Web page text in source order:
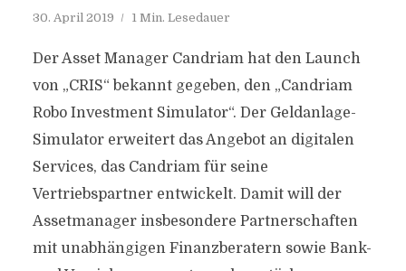
30. April 2019 1 Min. Lesedauer
Der Asset Manager Candriam hat den Launch
von „CRIS“ bekannt gegeben, den „Candriam
Robo Investment Simulator“. Der Geldanlage-
Simulator erweitert das Angebot an digitalen
Services, das Candriam für seine
Vertriebspartner entwickelt. Damit will der
Assetmanager insbesondere Partnerschaften
mit unabhängigen Finanzberatern sowie Bank-